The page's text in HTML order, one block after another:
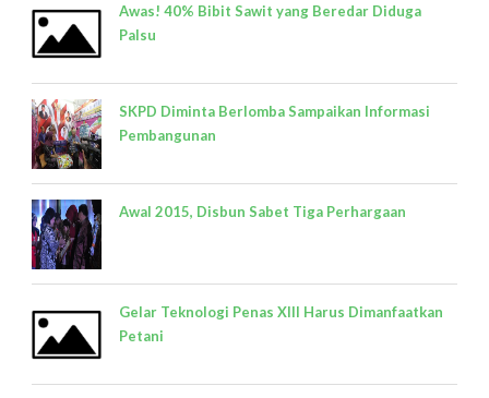
Awas! 40% Bibit Sawit yang Beredar Diduga
Palsu
SKPD Diminta Berlomba Sampaikan Informasi
Pembangunan
Awal 2015, Disbun Sabet Tiga Perhargaan
Gelar Teknologi Penas XIII Harus Dimanfaatkan
Petani